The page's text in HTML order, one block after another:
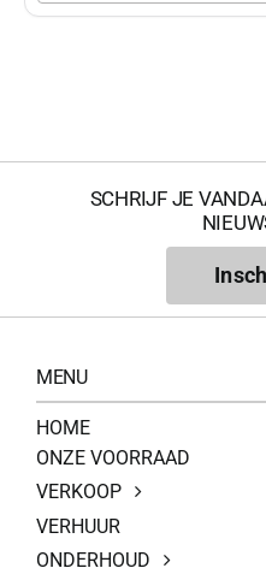
SCHRIJF JE
MENU
HOME
ONZE VOORRAAD
VERKOOP
VERHUUR
ONDERHOUD